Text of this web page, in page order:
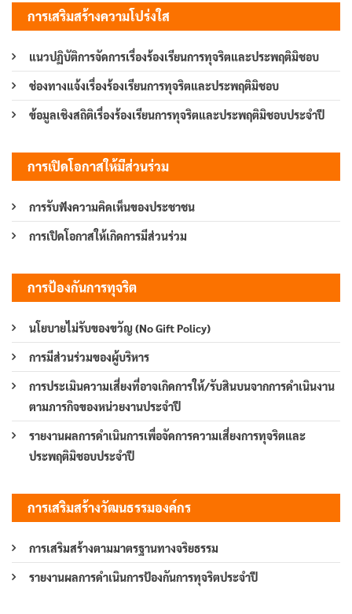
การเสริมสร้างความโปร่งใส
แนวปฏิบัติการจัดการเรื่องร้องเรียนการทุจริตและประพฤติมิชอบ
ช่องทางแจ้งเรื่องร้องเรียนการทุจริตและประพฤติมิชอบ
ข้อมูลเชิงสถิติเรื่องร้องเรียนการทุจริตและประพฤติมิชอบประจำปี
การเปิดโอกาสให้มีส่วนร่วม
การรับฟังความคิดเห็นของประชาชน
การเปิดโอกาสให้เกิดการมีส่วนร่วม
การป้องกันการทุจริต
นโยบายไม่รับของขวัญ (No Gift Policy)
การมีส่วนร่วมของผู้บริหาร
การประเมินความเสี่ยงที่อาจเกิดการให้/รับสินบนจากการดำเนินงาน
ตามภารกิจของหน่วยงานประจำปี
รายงานผลการดำเนินการเพื่อจัดการความเสี่ยงการทุจริตและ
ประพฤติมิชอบประจำปี
การเสริมสร้างวัฒนธรรมองค์กร
การเสริมสร้างตามมาตรฐานทางจริยธรรม
รายงานผลการดำเนินการป้องกันการทุจริตประจำปี